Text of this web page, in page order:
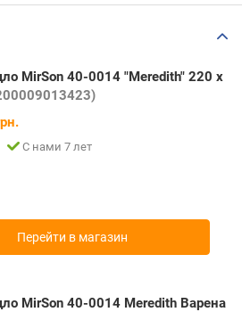
MirSon 40-0014 "Meredith" 220 х
С нами 7 лет
Перейти в магазин
MirSon 40-0014 Meredith Варена